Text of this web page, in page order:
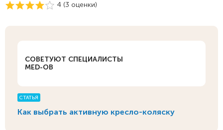
4 (3 оценки)
СОВЕТУЮТ СПЕЦИАЛИСТЫ
MED-OB
СТАТЬЯ
Как выбрать активную кресло-коляску